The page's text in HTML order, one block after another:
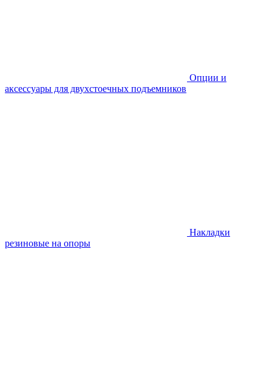
Опции и
аксессуары для двухстоечных подъемников
Накладки
резиновые на опоры